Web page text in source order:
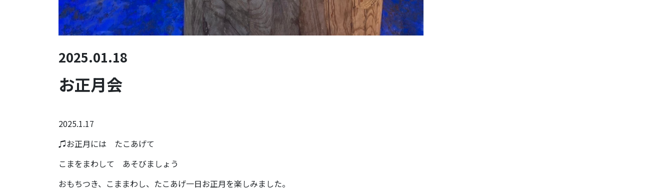
2025.01.18
お正月会
2025.1.17
♫お正月には たこあげて
こまをまわして あそびましょう
おもちつき、こままわし、たこあげ一日お正月を楽しみました。